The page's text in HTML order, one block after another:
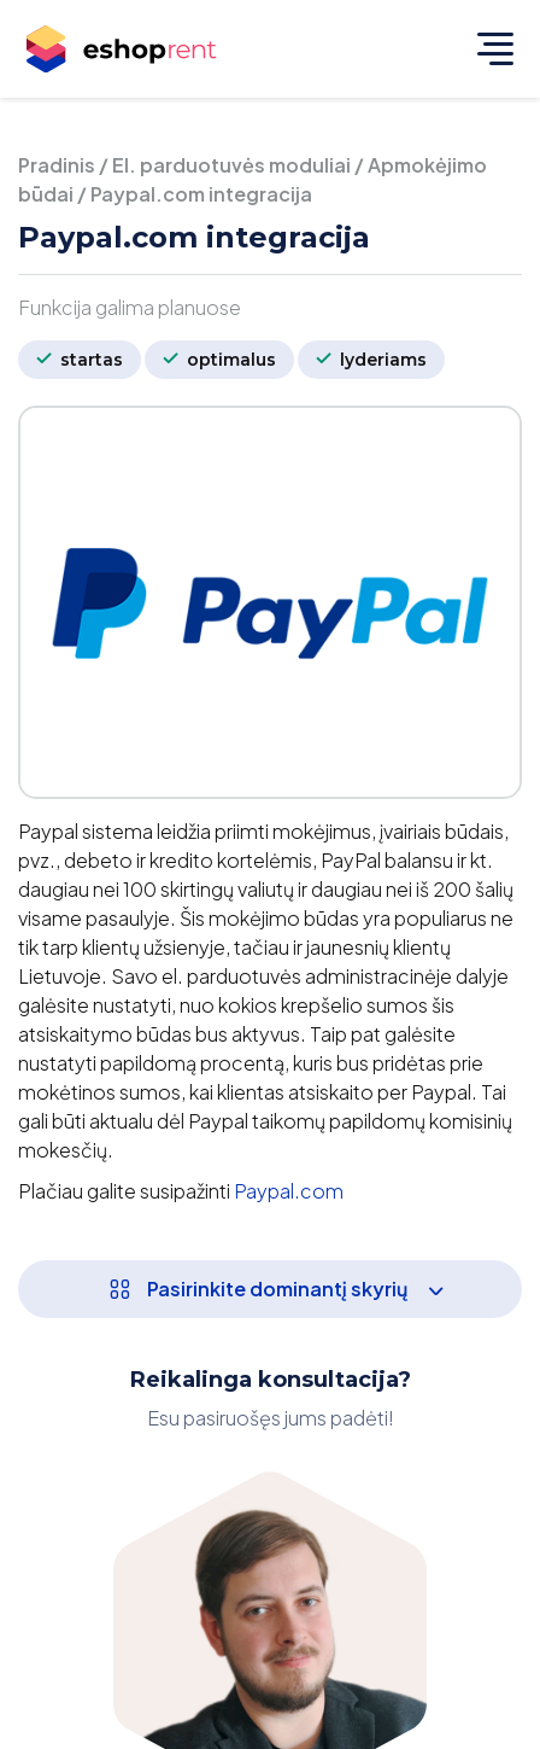
Pradinis /El. parduotuvės moduliai /Apmokėjimo
būdai /Paypal.com integracija
Paypal.com integracija
Funkcija galima planuose
startas optimalus lyderiams
Paypal sistema leidžia priimti mokėjimus, įvairiais būdais,
pvz., debeto ir kredito kortelėmis, PayPal balansu ir kt.
daugiau nei 100 skirtingų valiutų ir daugiau nei iš 200 šalių
visame pasaulyje. Šis mokėjimo būdas yra populiarus ne
tik tarp klientų užsienyje, tačiau ir jaunesnių klientų
Lietuvoje. Savo el. parduotuvės administracinėje dalyje
galėsite nustatyti, nuo kokios krepšelio sumos šis
atsiskaitymo būdas bus aktyvus. Taip pat galėsite
nustatyti papildomą procentą, kuris bus pridėtas prie
mokėtinos sumos, kai klientas atsiskaito per Paypal. Tai
gali būti aktualu dėl Paypal taikomų papildomų komisinių
mokesčių.
Plačiau galite susipažinti Paypal.com
Pasirinkite dominantį skyrių
Reikalinga konsultacija?
Esu pasiruošęs jums padėti!